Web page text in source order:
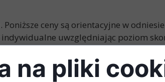
ceny są orientacyjne w
uwzględniając poziom
na pliki